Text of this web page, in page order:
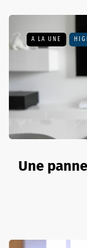
A LA UNE
Une